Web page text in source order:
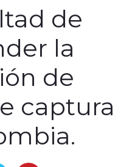
de
la
de
captura